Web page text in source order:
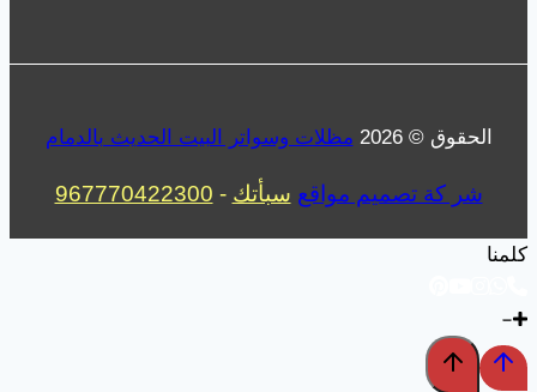
الحقوق © 2026 مظلات وسواتر البيت الحديث بالدمام
شر كة تصميم مواقع سبأتك -
967770422300
كلمنا